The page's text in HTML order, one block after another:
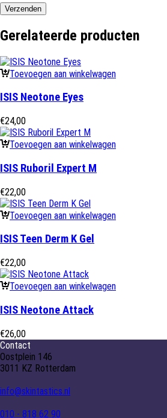
Gerelateerde producten
Toevoegen aan winkelwagen
ISIS Neotone Eyes
€24,00
Toevoegen aan winkelwagen
ISIS Ruboril Expert M
€22,00
Toevoegen aan winkelwagen
ISIS Teen Derm K Gel
€22,00
Toevoegen aan winkelwagen
ISIS Neotone Attack
€26,00
Contact
Oostplein 146
3011 KZ Rotterdam
info@skintastics.nl
010 - 818 62 90